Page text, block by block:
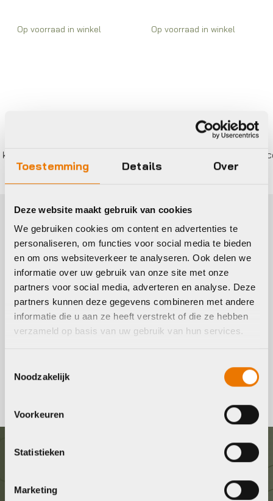
Toestemming Details Over
Deze website maakt gebruik van cookies
We gebruiken cookies om content en advertenties te
personaliseren, om functies voor social media te bieden
en om ons websiteverkeer te analyseren. Ook delen we
informatie over uw gebruik van onze site met onze
partners voor social media, adverteren en analyse. Deze
partners kunnen deze gegevens combineren met andere
informatie die u aan ze heeft verstrekt of die ze hebben
verzameld op basis van uw gebruik van hun services.
Noodzakelijk
Voorkeuren
Statistieken
Marketing
Op voorraad in winkel Op voorraad in winkel
betalen, Eigen werkplaats met
Elektrische Stadsfiets
kopen
Op zoek naar een nieuwe elektrische stadsfiets? Bekijk
online of in onze winkel het ruime assortiment elektrische
stadsfietsen. Wilt u een proefrit maken? Geen probleem,
maak via onze site direct een afspraak voor een proefrit.
GRATIS Servicepakket.
Graag in contact komen?